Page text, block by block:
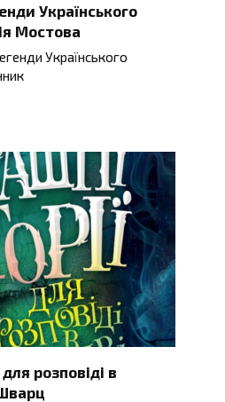
Українського
Мостова
Українського
для розповіді в